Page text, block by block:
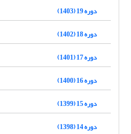
دوره 19 (1403)
دوره 18 (1402)
دوره 17 (1401)
دوره 16 (1400)
دوره 15 (1399)
دوره 14 (1398)